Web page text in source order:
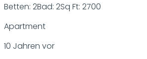
Betten: 2Bad: 2Sq Ft: 2700
Apartment
10 Jahren vor